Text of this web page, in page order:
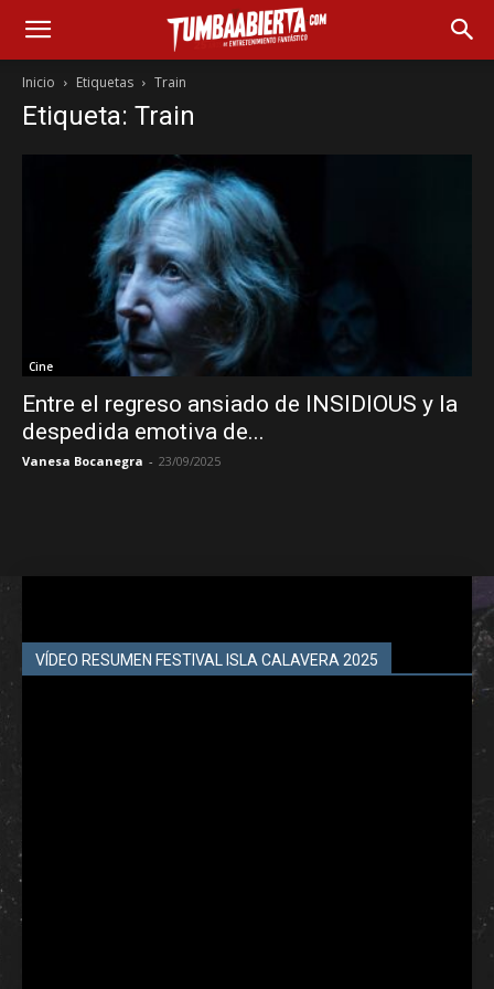
Inicio Etiquetas Train
Etiqueta: Train
Cine
Entre el regreso ansiado de INSIDIOUS y la
despedida emotiva de...
Vanesa Bocanegra - 23/09/2025
VÍDEO RESUMEN FESTIVAL ISLA CALAVERA 2025